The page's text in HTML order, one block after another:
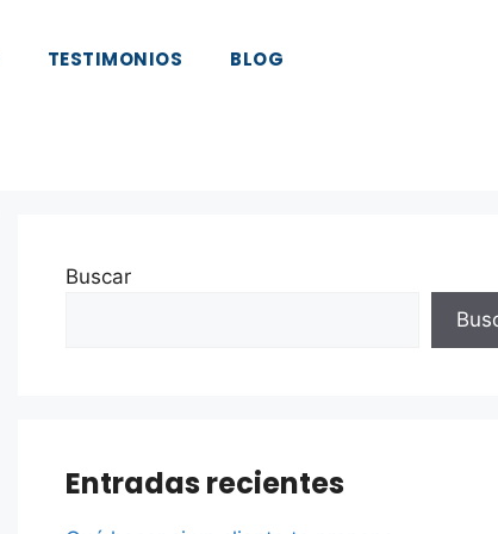
TESTIMONIOS BLOG
Buscar
Entradas recientes